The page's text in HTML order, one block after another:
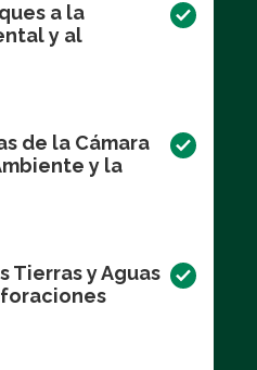
a la
y al
de la Cámara
y la
Tierras y Aguas